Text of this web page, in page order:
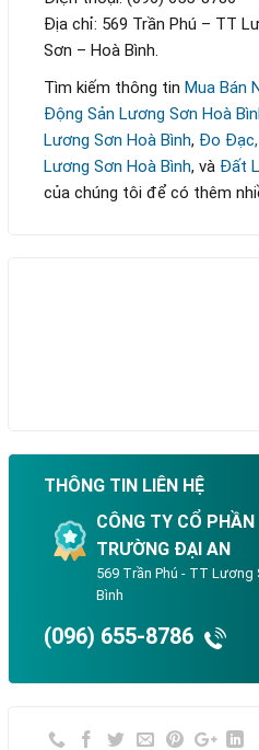
Địa chỉ: 569 Trần Phú – TT
Sơn – Hoà Bình.
Tìm kiếm thông tin Mua Bán
Động Sản Lương Sơn Hoà
Lương Sơn Hoà Bình, Đo Đạc,
Lương Sơn Hoà Bình, và Đất
của chúng tôi để có thêm
THÔNG TIN LIÊN HỆ
CÔNG TY CỔ
TRƯỜNG ĐẠI AN
569 Trần Phú - TT Lương
Bình
(096) 655-8786